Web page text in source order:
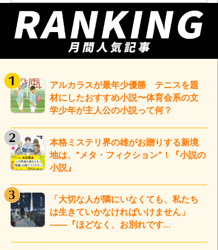
アルカラスが最年少優勝 テニスを題
材にしたおすすめ小説〜体育会系の文
学少年が主人公の小説って何？
本格ミステリ界の雄がお贈りする新境
地は、“メタ・フィクション”！『小説の
小説』
「大切な人が隣にいなくても、私たち
は生きていかなければいけません」
――『ほどなく、お別れです…